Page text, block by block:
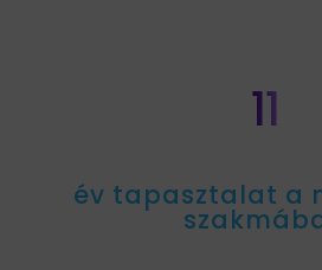
11
év tapasztalat a